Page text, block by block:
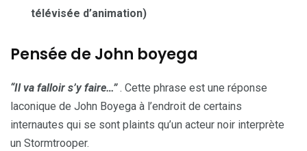
télévisée d’animation)
Pensée de John boyega
“Il va falloir s’y faire…”. Cette phrase est une réponse
laconique de John Boyega à l’endroit de certains
internautes qui se sont plaints qu’un acteur noir interprète
un Stormtrooper.